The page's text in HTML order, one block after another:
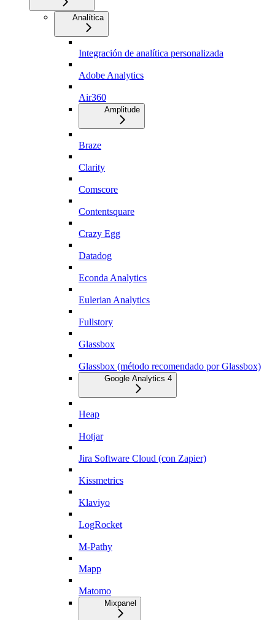
Analítica
Integración de analítica personalizada
Adobe Analytics
Air360
Amplitude
Braze
Clarity
Comscore
Contentsquare
Crazy Egg
Datadog
Econda Analytics
Eulerian Analytics
Fullstory
Glassbox
Glassbox (método recomendado por Glassbox)
Google Analytics 4
Heap
Hotjar
Jira Software Cloud (con Zapier)
Kissmetrics
Klaviyo
LogRocket
M-Pathy
Mapp
Matomo
Mixpanel